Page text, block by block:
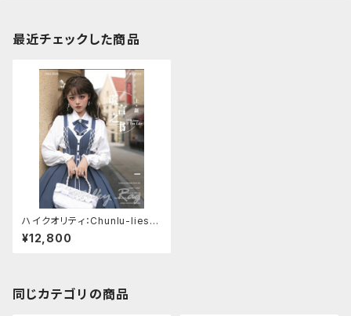
最近チェックした商品
ハイクオリティ：Chunlu-lies-l
olita-JSKドレス
¥12,800
同じカテゴリの商品